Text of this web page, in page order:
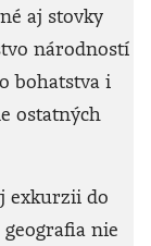
aj stovky
národností
bohatstva i
ostatných
exkurzii do
nie